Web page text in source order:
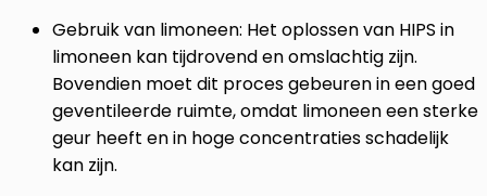
Gebruik van limoneen: Het oplossen van HIPS in
limoneen kan tijdrovend en omslachtig zijn.
Bovendien moet dit proces gebeuren in een goed
geventileerde ruimte, omdat limoneen een sterke
geur heeft en in hoge concentraties schadelijk
kan zijn.